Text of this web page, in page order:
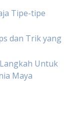
Tipe-tipe
dan Trik yang
Untuk
Maya